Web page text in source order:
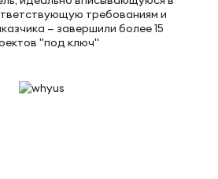
требованиям и
— завершили более 15
"под ключ"